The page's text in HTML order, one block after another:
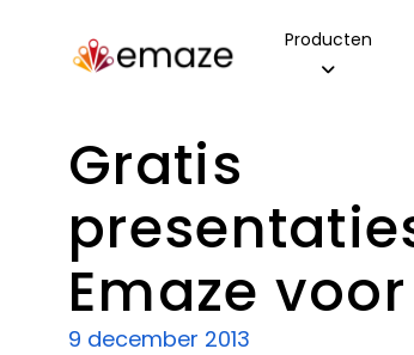
Producten
Gratis
Emaze
9 december 2013